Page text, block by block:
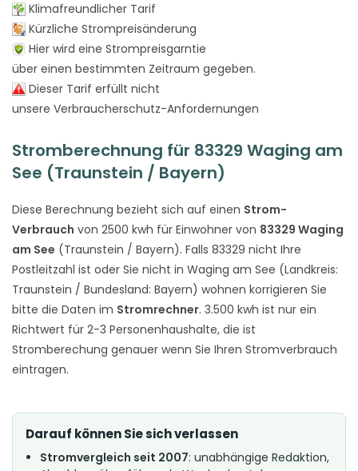
Klimafreundlicher Tarif
Kürzliche Strompreisänderung
Hier wird eine Strompreisgarntie
über einen bestimmten Zeitraum gegeben.
Dieser Tarif erfüllt nicht
unsere Verbraucherschutz-Anfordernungen
Stromberechnung für 83329 Waging am
See (Traunstein / Bayern)
Diese Berechnung bezieht sich auf einen Strom-
Verbrauch von 2500 kwh für Einwohner von 83329 Waging
am See (Traunstein / Bayern). Falls 83329 nicht Ihre
Postleitzahl ist oder Sie nicht in Waging am See (Landkreis:
Traunstein / Bundesland: Bayern) wohnen korrigieren Sie
bitte die Daten im Stromrechner. 3.500 kwh ist nur ein
Richtwert für 2-3 Personenhaushalte, die ist
Stromberechung genauer wenn Sie Ihren Stromverbrauch
eintragen.
Darauf können Sie sich verlassen
Stromvergleich seit 2007: unabhängige Redaktion,